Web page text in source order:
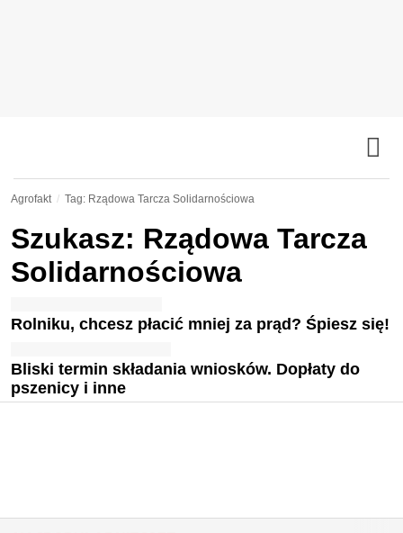
Agrofakt Tag: Rządowa Tarcza Solidarnościowa
Szukasz: Rządowa Tarcza
Solidarnościowa
Rolniku, chcesz płacić mniej za prąd? Śpiesz się!
Bliski termin składania wniosków. Dopłaty do
pszenicy i inne